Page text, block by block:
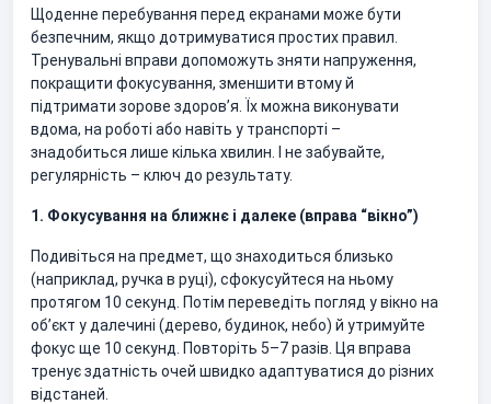
Щоденне перебування перед екранами може бути
безпечним, якщо дотримуватися простих правил.
Тренувальні вправи допоможуть зняти напруження,
покращити фокусування, зменшити втому й
підтримати зорове здоров’я. Їх можна виконувати
вдома, на роботі або навіть у транспорті –
знадобиться лише кілька хвилин. І не забувайте,
регулярність – ключ до результату.
1. Фокусування на ближнє і далеке (вправа “вікно”)
Подивіться на предмет, що знаходиться близько
(наприклад, ручка в руці), сфокусуйтеся на ньому
протягом 10 секунд. Потім переведіть погляд у вікно на
об’єкт у далечині (дерево, будинок, небо) й утримуйте
фокус ще 10 секунд. Повторіть 5–7 разів. Ця вправа
тренує здатність очей швидко адаптуватися до різних
відстаней.